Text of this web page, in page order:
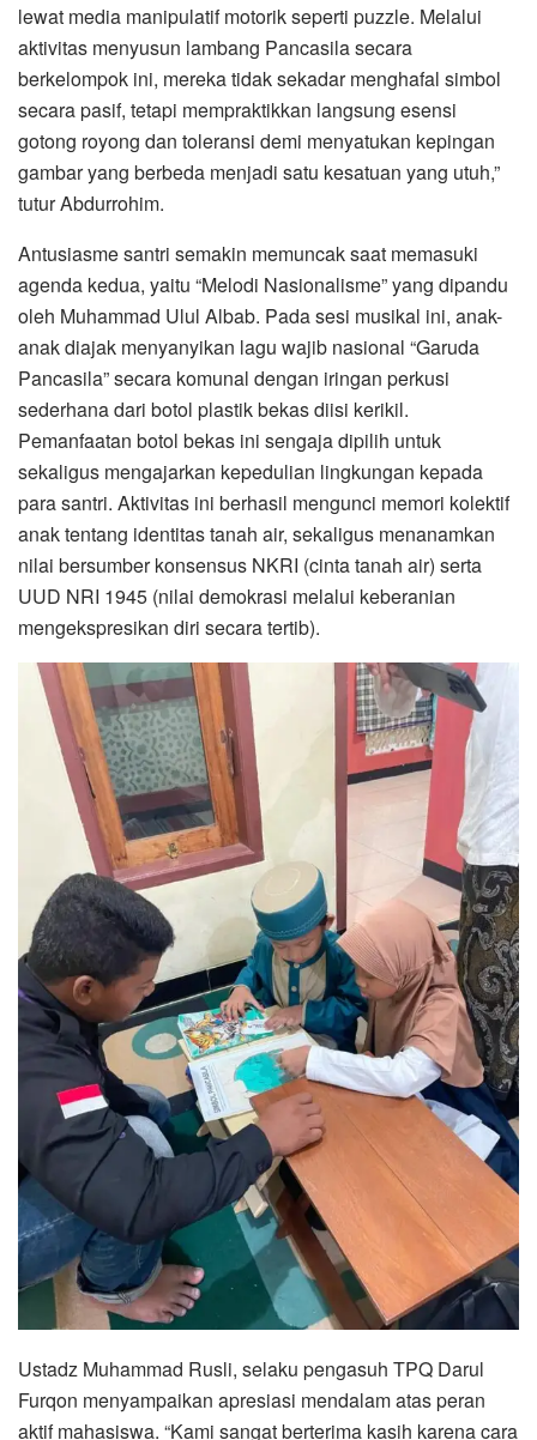
lewat media manipulatif motorik seperti puzzle. Melalui
aktivitas menyusun lambang Pancasila secara
berkelompok ini, mereka tidak sekadar menghafal simbol
secara pasif, tetapi mempraktikkan langsung esensi
gotong royong dan toleransi demi menyatukan kepingan
gambar yang berbeda menjadi satu kesatuan yang utuh,”
tutur Abdurrohim.
Antusiasme santri semakin memuncak saat memasuki
agenda kedua, yaitu “Melodi Nasionalisme” yang dipandu
oleh Muhammad Ulul Albab. Pada sesi musikal ini, anak-
anak diajak menyanyikan lagu wajib nasional “Garuda
Pancasila” secara komunal dengan iringan perkusi
sederhana dari botol plastik bekas diisi kerikil.
Pemanfaatan botol bekas ini sengaja dipilih untuk
sekaligus mengajarkan kepedulian lingkungan kepada
para santri. Aktivitas ini berhasil mengunci memori kolektif
anak tentang identitas tanah air, sekaligus menanamkan
nilai bersumber konsensus NKRI (cinta tanah air) serta
UUD NRI 1945 (nilai demokrasi melalui keberanian
mengekspresikan diri secara tertib).
Ustadz Muhammad Rusli, selaku pengasuh TPQ Darul
Furqon menyampaikan apresiasi mendalam atas peran
aktif mahasiswa. “Kami sangat berterima kasih karena cara